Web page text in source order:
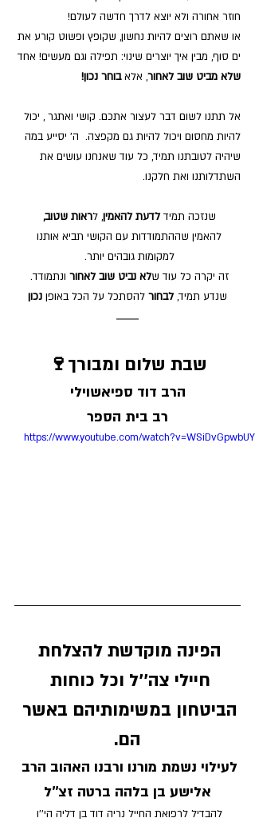
חוזר אחורה ולא יוצא לדרך חדשה לעולם!
או שאתם רוצים להיות נחשון, שקופץ ופשוט קורע את
ים סוף, מבין איך יוצרים שינוי: תפילה וגם מעשים! אחד
שלא מביט שוב לאחור, אלא בוחר נכון!
אל תתנו לשום דבר לעצור אתכם. קושי ואתגר , יכול
להיות מחסום ויכול להיות גם מקפצה.  ה' יסייע במה
שיהיה לטובתנו תמיד, כל עוד שאנחנו עושים את
השתדלותנו ואת חלקנו.
שנזכה תמיד לדעת להאמין, לראות שטוב,
להאמין שההתמודדות עם הקושי תביא אותנו
למקומות גובהים יותר.
זה יקרה כל עוד שלא נביט שוב לאחור ונתמודד.
שנדע תמיד, לבחור להסתכל על הכל באופן נכון
שבת שלום ומבורך🍷
הרב דוד ספיאשוילי
רב בית הספר
https://www.youtube.com/watch?v=WSiDvGpwbUY
הפינה מוקדשת להצלחת
חיילי צה''ל וכל כוחות
הביטחון במשימותיהם באשר
הם.
לעילוי נשמת מורנו ורבנו האהוב הרב
אלישע בן בלהה ברטה זצ''ל
להבדיל לרפואת החייל נריה דוד בן דליה הי''ו